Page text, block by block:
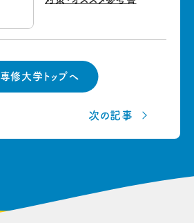
専修大学トップへ
次の記事